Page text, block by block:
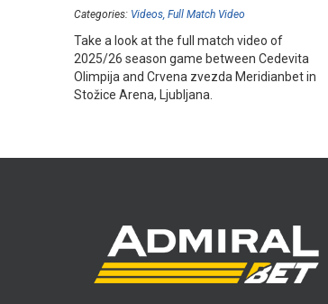
Categories: Videos Full Match Video
Take a look at the full match video of
2025/26 season game between Cedevita
Olimpija and Crvena zvezda Meridianbet in
Stožice Arena, Ljubljana.